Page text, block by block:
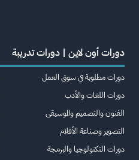
دورات أون لاين | دورات تدريبة
دورات مطلوبة في سوق العمل
دورات اللغات والأدب
الفنون والتصميم والموسيقى
التصوير وصناعة الأفلام
دورات التكنولوجيا والبرمجة